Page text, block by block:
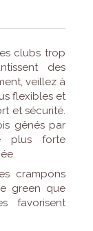
clubs trop
des
veillez à
flexibles et
et sécurité.
gênés par
plus forte
crampons
green que
favorisent